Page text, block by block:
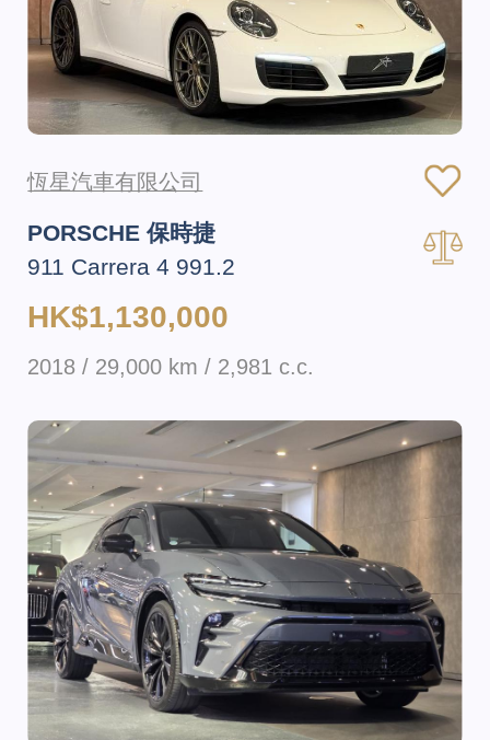
恆星汽車有限公司
PORSCHE 保時捷
911 Carrera 4 991.2
HK$1,130,000
2018 / 29,000 km / 2,981 c.c.